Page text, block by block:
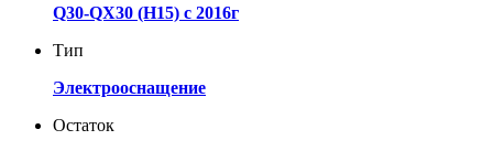
Q30-QX30 (H15) с 2016г
Тип
Электрооснащение
Остаток